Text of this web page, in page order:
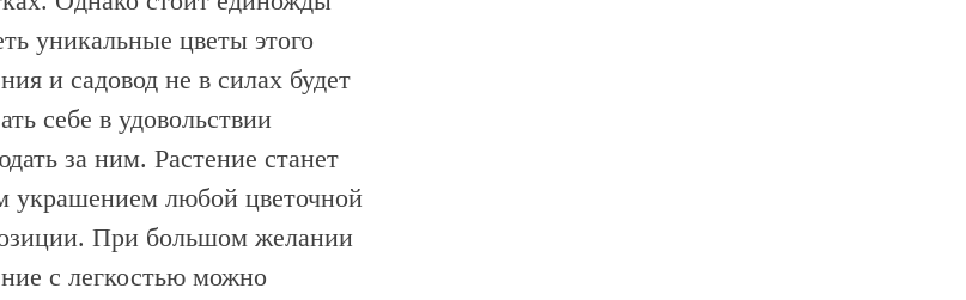
уникальные цветы этого
и садовод не в силах будет
себе в удовольствии
за ним. Растение станет
украшением любой цветочной
При большом желании
с легкостью можно